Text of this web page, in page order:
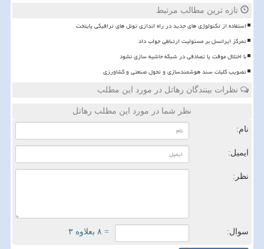
تازه ترین مطالب مرتبط
استفاده از تکنولوژی های جدید در راه اندازی تونل های ترافیکی پایتخت
تمرکز ایرانسل بر مسئولیت ارتباطی جواب داد
با اختلال موقت یا تصادفی در شبکه حاشیه سازی نشود
تصویب کلیات سند هوشمندسازی و تحول صنعتی و کشاورزی
نظرات بینندگان رهاتل در مورد این مطلب
نظر شما در مورد این مطلب رهاتل
نام:
ایمیل:
نظر:
سوال: = ۸ بعلاوه ۳